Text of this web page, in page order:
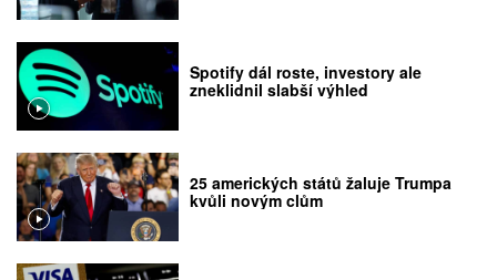
Spotify dál roste, investory ale
zneklidnil slabší výhled
25 amerických států žaluje Trumpa
kvůli novým clům